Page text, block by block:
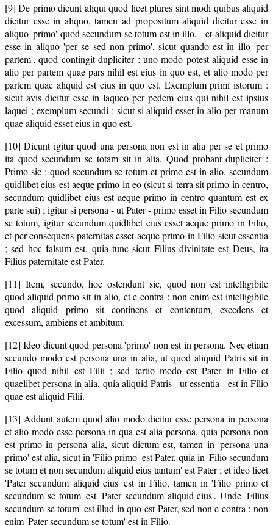
[9] De primo dicunt aliqui quod licet plures sint modi quibus aliquid
dicitur esse in aliquo, tamen ad propositum aliquid dicitur esse in
aliquo 'primo' quod secundum se totum est in illo, - et aliquid dicitur
esse in aliquo 'per se sed non primo', sicut quando est in illo 'per
partem', quod contingit dupliciter : uno modo potest aliquid esse in
alio per partem quae pars nihil est eius in quo est, et alio modo per
partem quae aliquid est eius in quo est. Exemplum primi istorum :
sicut avis dicitur esse in laqueo per pedem eius qui nihil est ipsius
laquei ; exemplum secundi : sicut si aliquid esset in alio per manum
quae aliquid esset eius in quo est.
[10] Dicunt igitur quod una persona non est in alia per se et primo
ita quod secundum se totam sit in alia. Quod probant dupliciter :
Primo sic : quod secundum se totum et primo est in alio, secundum
quidlibet eius est aeque primo in eo (sicut si terra sit primo in centro,
secundum quidlibet eius est aeque primo in centro quantum est ex
parte sui) ; igitur si persona - ut Pater - primo esset in Filio secundum
se totum, igitur secundum quidlibet eius esset aeque primo in Filio,
et per consequens paternitas esset aeque primo in Filio sicut essentia
; sed hoc falsum est, quia tunc sicut Filius divinitate est Deus, ita
Filius paternitate est Pater.
[11] Item, secundo, hoc ostendunt sic, quod non est intelligibile
quod aliquid primo sit in alio, et e contra : non enim est intelligibile
quod aliquid primo sit continens et contentum, excedens et
excessum, ambiens et ambitum.
[12] Ideo dicunt quod persona 'primo' non est in persona. Nec etiam
secundo modo est persona una in alia, ut quod aliquid Patris sit in
Filio quod nihil est Filii ; sed tertio modo est Pater in Filio et
quaelibet persona in alia, quia aliquid Patris - ut essentia - est in Filio
quae est aliquid Filii.
[13] Addunt autem quod alio modo dicitur esse persona in persona
et alio modo esse persona in qua est alia persona, quia persona non
est primo in persona alia, sicut dictum est, tamen in 'persona una
primo' est alia, sicut in 'Filio primo' est Pater, quia in 'Filio secundum
se totum et non secundum aliquid eius tantum' est Pater ; et ideo licet
'Pater secundum aliquid eius' est in Filio, tamen in 'Filio primo et
secundum se totum' est 'Pater secundum aliquid eius'. Unde 'Filius
secundum se totum' est illud in quo est Pater, sed non e contra : non
enim 'Pater secundum se totum' est in Filio.